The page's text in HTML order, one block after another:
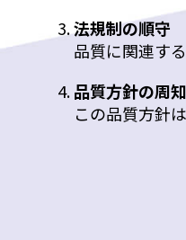
法規制の順守
品質に関連す
品質方針の周知
この品質方針